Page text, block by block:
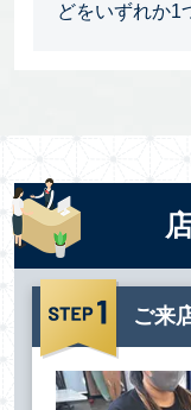
どをいずれか1
ご来